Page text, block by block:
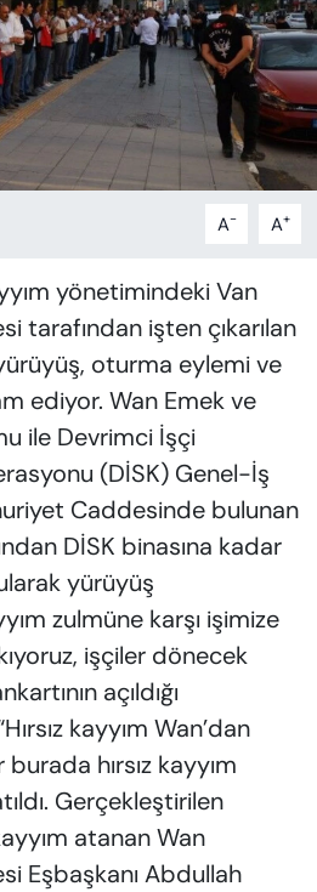
A- A+
yönetimindeki Van
tarafından işten çıkarılan
oturma eylemi ve
ediyor. Wan Emek ve
ile Devrimci İşçi
(DİSK) Genel-İş
Caddesinde bulunan
DİSK binasına kadar
yürüyüş
zulmüne karşı işimize
işçiler dönecek
açıldığı
kayyım Wan’dan
hırsız kayyım
Gerçekleştirilen
atanan Wan
Eşbaşkanı Abdullah
HABERLERİ